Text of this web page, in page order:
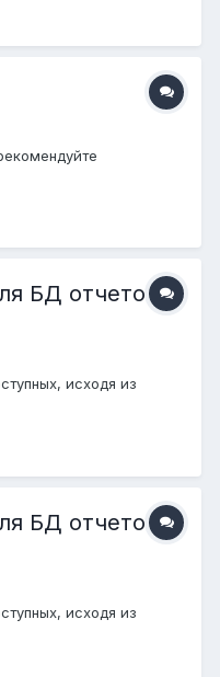
БД отчетов,
исходя из
БД отчетов,
исходя из